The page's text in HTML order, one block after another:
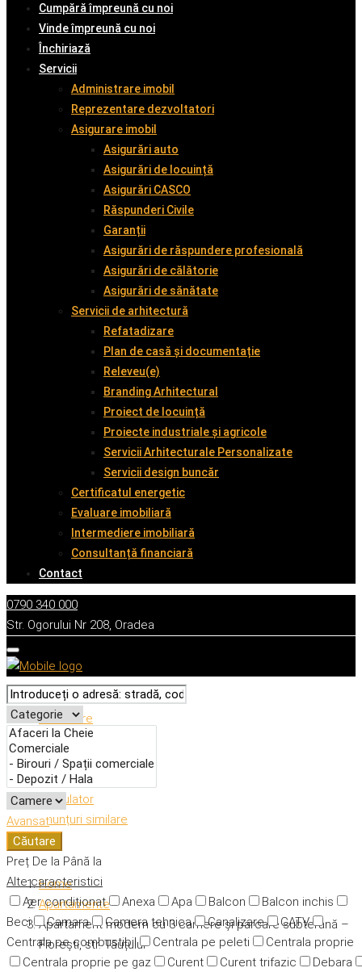
Cumpără împreună cu noi
Vinde împreună cu noi
Închiriază
Servicii
Administrare imobil
Reprezentare dezvoltatori
Asigurare imobil
Asigurări auto
Asigurări de locuință
Asigurări CASCO
Răspunderi Civile
Garanții
Asigurări de răspundere profesională
Asigurări de călătorie
Asigurări de sănătate
Servicii de arhitectură
Refatadizare
Plan de casă și documentație
Releveu(e)
Branding Arhitectural
Proiect de locuință
Proiecte industriale și agricole
Servicii Arhitecturale Personalizate
Servicii design buncăr
Certificatul energetic
Evaluare imobiliară
Intermediere imobiliară
Consultanță financiară
Contact
0790 340 000
Str. Ogorului Nr 208, Oradea
Avansat
Căutare
Preț De la Până la
Alte caracteristici
Aer condiționat
Anexa Apa Balcon
Balcon inchis
Beci
Camara Camera tehnica Canalizare
CATV
Centrala pe combustibil
Centrala pe peleti
Centrala proprie
Centrala proprie pe gaz
Curent Curent trifazic
Debara
Descriere
Caracteristici
Adresă
Detalii
Calculator
Anunțuri similare
Home
Apartamente
Apartament modern cu 3 camere și parcare subterană –
Florești, str. Tăuțului